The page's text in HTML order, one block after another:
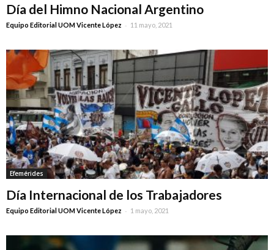
Día del Himno Nacional Argentino
Equipo Editorial UOM Vicente López - 11 mayo, 2021
Efemérides
Día Internacional de los Trabajadores
Equipo Editorial UOM Vicente López - 1 mayo, 2021